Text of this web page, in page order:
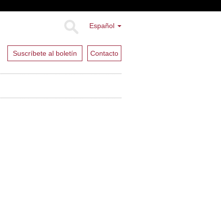
Español
Suscríbete al boletín Contacto